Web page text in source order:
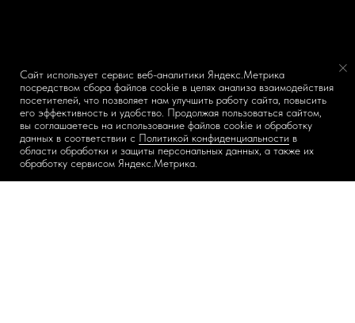
Сайт использует сервис веб-аналитики Яндекс.Метрика
посредством сбора файлов cookie в целях анализа взаимодействия
посетителей, что позволяет нам улучшить работу сайта, повысить
его эффективность и удобство. Продолжая пользоваться сайтом,
вы соглашаетесь на использование файлов cookie и обработку
данных в соответствии с Политикой конфиденциальности в
области обработки и защиты персональных данных, а также их
обработку сервисом Яндекс.Метрика.